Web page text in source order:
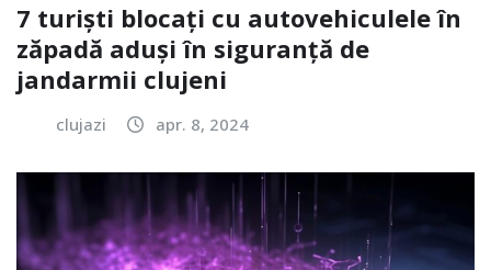
7 turiști blocați cu autovehiculele în
zăpadă aduși în siguranță de
jandarmii clujeni
clujazi apr. 8, 2024